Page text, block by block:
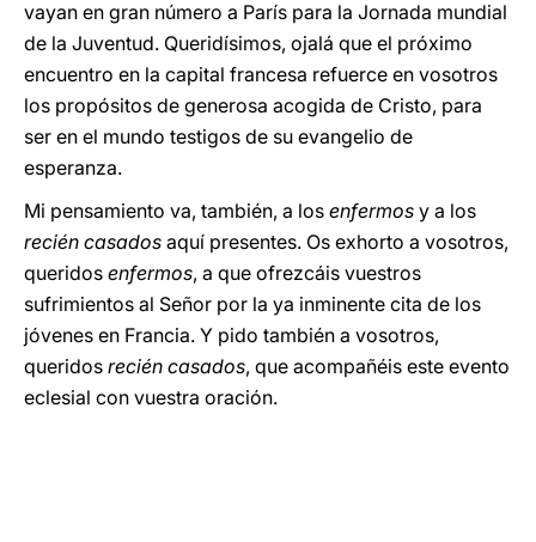
vayan en gran número a París para la Jornada mundial
de la Juventud. Queridísimos, ojalá que el próximo
encuentro en la capital francesa refuerce en vosotros
los propósitos de generosa acogida de Cristo, para
ser en el mundo testigos de su evangelio de
esperanza.
Mi pensamiento va, también, a los enfermos y a los
recién casados aquí presentes. Os exhorto a vosotros,
queridos enfermos, a que ofrezcáis vuestros
sufrimientos al Señor por la ya inminente cita de los
jóvenes en Francia. Y pido también a vosotros,
queridos recién casados, que acompañéis este evento
eclesial con vuestra oración.